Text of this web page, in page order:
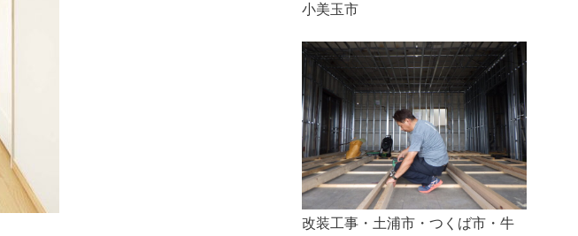
小美玉市
改装工事・土浦市・つくば市・牛